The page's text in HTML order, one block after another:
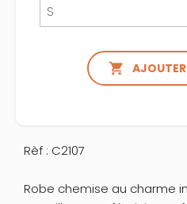

Rèf : C2107
Robe chemise au charme